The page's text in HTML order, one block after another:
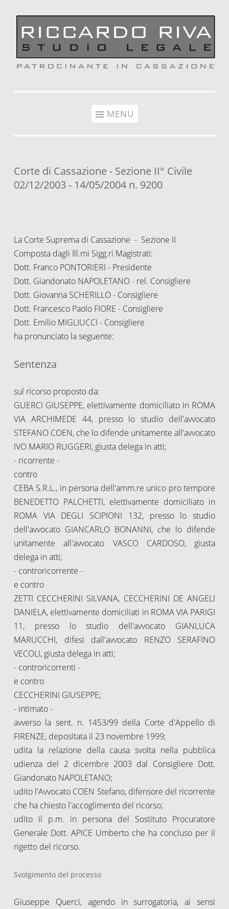
MENU
Corte di Cassazione - Sezione II° Civile
02/12/2003 - 14/05/2004 n. 9200
La Corte Suprema di Cassazione - Sezione II
Composta dagli Ill.mi Sigg.ri Magistrati:
Dott. Franco PONTORIERI - Presidente
Dott. Giandonato NAPOLETANO - rel. Consigliere
Dott. Giovanna SCHERILLO - Consigliere
Dott. Francesco Paolo FIORE - Consigliere
Dott. Emilio MIGLIUCCI - Consigliere
ha pronunciato la seguente:
Sentenza
sul ricorso proposto da:
GUERCI GIUSEPPE, elettivamente domiciliato in ROMA
VIA ARCHIMEDE 44, presso lo studio dell'avvocato
STEFANO COEN, che lo difende unitamente all'avvocato
IVO MARIO RUGGERI, giusta delega in atti;
- ricorrente -
contro
CEBA S.R.L., in persona dell'amm.re unico pro tempore
BENEDETTO PALCHETTI, elettivamente domiciliato in
ROMA VIA DEGLI SCIPIONI 132, presso lo studio
dell'avvocato GIANCARLO BONANNI, che lo difende
unitamente all'avvocato VASCO CARDOSO, giusta
delega in atti;
- controricorrente -
e contro
ZETTI CECCHERINI SILVANA, CECCHERINI DE ANGELI
DANIELA, elettivamente domiciliati in ROMA VIA PARIGI
11, presso lo studio dell'avvocato GIANLUCA
MARUCCHI, difesi dall'avvocato RENZO SERAFINO
VECOLI, giusta delega in atti;
- controricorrenti -
e contro
CECCHERINI GIUSEPPE;
- intimato -
avverso la sent. n. 1453/99 della Corte d'Appello di
FIRENZE, depositata il 23 novembre 1999;
udita la relazione della causa svolta nella pubblica
udienza del 2 dicembre 2003 dal Consigliere Dott.
Giandonato NAPOLETANO;
udito l'Avvocato COEN Stefano, difensore del ricorrente
che ha chiesto l'accoglimento del ricorso;
udito il p.m. in persona del Sostituto Procuratore
Generale Dott. APICE Umberto che ha concluso per il
rigetto del ricorso.
Svolgimento del processo
Giuseppe Querci, agendo in surrogatoria, ai sensi